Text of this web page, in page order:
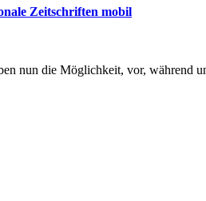
Zeitschriften mobil
nun die Möglichkeit, vor, während